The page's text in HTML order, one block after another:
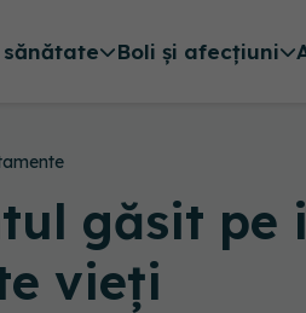
sănătate Boli și afecțiuni
găsit pe
vieți